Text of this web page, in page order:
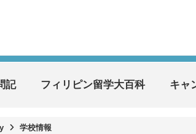
記 フィリピン留学大百科 キャ
学校情報